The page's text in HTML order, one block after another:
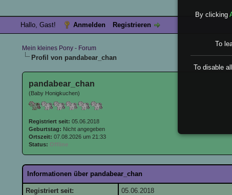
Hallo, Gast! Anmelden Registrieren
Mein kleines Pony - Forum
Profil von pandabear_chan
pandabear_chan
(Baby Honigkuchen)
Registriert seit: 05.06.2018
Geburtstag: Nicht angegeben
Ortszeit: 07.08.2026 um 21:33
Status: Offline
Informationen über pandabear_chan
Registriert seit:
05.06.2018
By clicking
To
To disable